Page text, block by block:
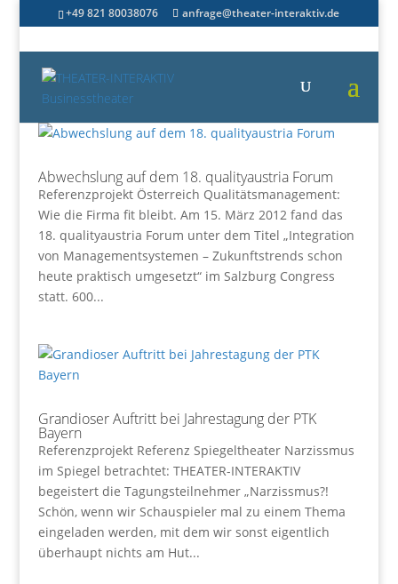
+49 821 80038076 anfrage@theater-interaktiv.de
Abwechslung auf dem 18. qualityaustria Forum
Referenzprojekt Österreich Qualitätsmanagement:
Wie die Firma fit bleibt. Am 15. März 2012 fand das
18. qualityaustria Forum unter dem Titel „Integration
von Managementsystemen – Zukunftstrends schon
heute praktisch umgesetzt“ im Salzburg Congress
statt. 600...
Grandioser Auftritt bei Jahrestagung der PTK
Bayern
Referenzprojekt Referenz Spiegeltheater Narzissmus
im Spiegel betrachtet: THEATER-INTERAKTIV
begeistert die Tagungsteilnehmer „Narzissmus?!
Schön, wenn wir Schauspieler mal zu einem Thema
eingeladen werden, mit dem wir sonst eigentlich
überhaupt nichts am Hut...